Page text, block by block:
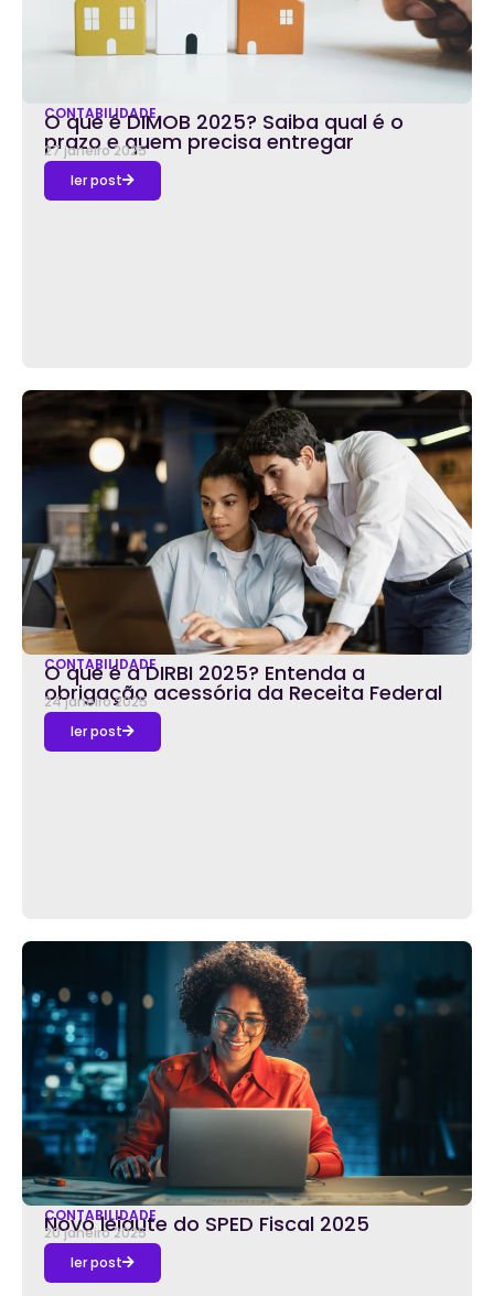
CONTABILIDADE
O que é DIMOB 2025? Saiba qual é o
prazo e quem precisa entregar
27 janeiro 2025
ler post
CONTABILIDADE
O que é a DIRBI 2025? Entenda a
obrigação acessória da Receita Federal
24 janeiro 2025
ler post
CONTABILIDADE
Novo leiaute do SPED Fiscal 2025
20 janeiro 2025
ler post